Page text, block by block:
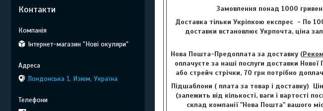
Замовлення понад 1000
Доставка тільки Укріпкою експрес - По
доставки встановлює Укрпочта, ціна
Нова Пошта-Предоплата за доставку (
оплачуєте за наші послуги доставки
або стрейч стрічки, 70 грн потрібно
Підшаблони ( плата за товар і доставку)
(залежить від кількості, ваги і вартості
склад компанії "Нова Пошта" вашого
Контакти
Інтернет-магазин "Нові окуляри"
Лондонська 1, Изюм, Україна